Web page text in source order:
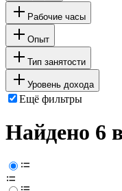
Рабочие часы
Опыт
Тип занятости
Уровень дохода
Ещё фильтры
Найдено 6